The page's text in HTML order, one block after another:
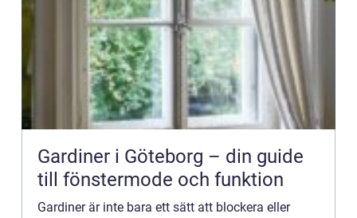
Gardiner i Göteborg – din guide
till fönstermode och funktion
Gardiner är inte bara ett sätt att blockera eller